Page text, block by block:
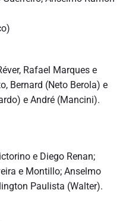
Rafael Marques e
Bernard (Neto Berola) e
e André (Mancini).
e Diego Renan;
e Montillo; Anselmo
Paulista (Walter).